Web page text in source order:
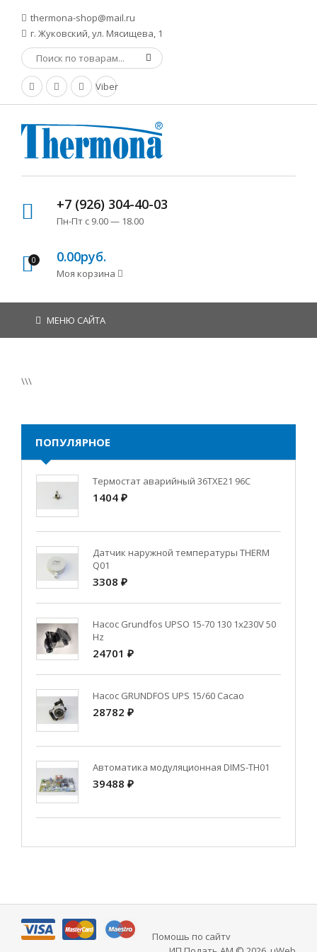
thermona-shop@mail.ru
г. Жуковский, ул. Мясищева, 1
Viber
+7 (926) 304-40-03
Пн-Пт с 9.00 — 18.00
0 0.00руб.
Моя корзина
МЕНЮ САЙТА
\\\
ПОПУЛЯРНОЕ
Термостат аварийный 36TXE21 96C
1404 ₽
Датчик наружной температуры THERM
Q01
3308 ₽
Насос Grundfos UPSO 15-70 130 1x230V 50
Hz
24701 ₽
Насос GRUNDFOS UPS 15/60 Cacao
28782 ₽
Автоматика модуляционная DIMS-TH01
39488 ₽
Помощь по сайту